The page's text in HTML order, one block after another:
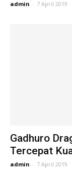
admin - 7 April 2019
Gadhuro
Tercepat
admin - 7 April 2019